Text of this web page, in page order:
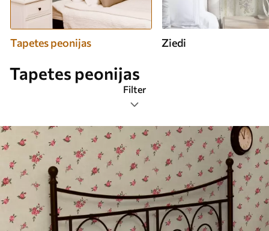
Tapetes peonijas Ziedi
Tapetes peonijas
Filter
Tags
Populārākās
Atiestatīt visu